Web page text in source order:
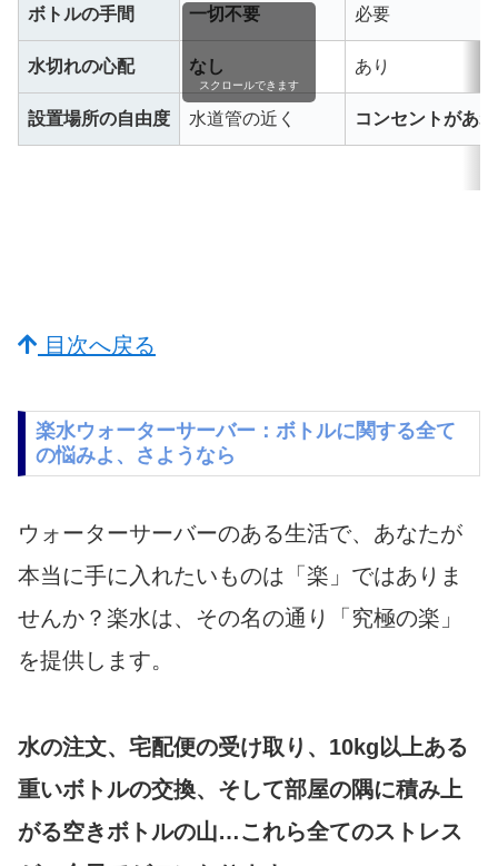
ボトルの手間 一切不要 必要
水切れの心配 なし あり
設置場所の自由度 水道管の近く コンセントがあ
スクロールできます
目次へ戻る
楽水ウォーターサーバー：ボトルに関する全て
の悩みよ、さようなら
ウォーターサーバーのある生活で、あなたが
本当に手に入れたいものは「楽」ではありま
せんか？楽水は、その名の通り「究極の楽」
を提供します。
水の注文、宅配便の受け取り、10kg以上ある
重いボトルの交換、そして部屋の隅に積み上
がる空きボトルの山…これら全てのストレス